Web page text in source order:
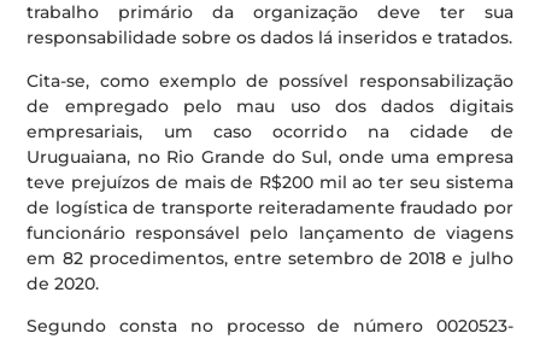
trabalho primário da organização deve ter sua
responsabilidade sobre os dados lá inseridos e tratados.
Cita-se, como exemplo de possível responsabilização
de empregado pelo mau uso dos dados digitais
empresariais, um caso ocorrido na cidade de
Uruguaiana, no Rio Grande do Sul, onde uma empresa
teve prejuízos de mais de R$200 mil ao ter seu sistema
de logística de transporte reiteradamente fraudado por
funcionário responsável pelo lançamento de viagens
em 82 procedimentos, entre setembro de 2018 e julho
de 2020.
Segundo consta no processo de número 0020523-